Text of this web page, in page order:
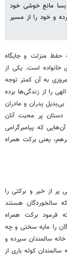
مانع خوشی خود
و خود را از مسیر
حفظ منزلت و جایگاه
است. یکی از
به آن کمتر توجه
را از زندگی‌ها برده
پدران و مادران
دستان پر محبت آنان
که پیامبرگرامی
یعنی برکت همراه
پر از خیر و برکتی را
سالخوردگان هستند
فرمود برکت همراه
را مایه سختی و چه
سالمندان سپرده و
کوله باری از